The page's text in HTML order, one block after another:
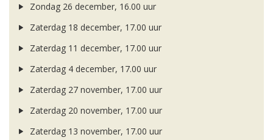
Zondag 26 december, 16.00 uur
Zaterdag 18 december, 17.00 uur
Zaterdag 11 december, 17.00 uur
Zaterdag 4 december, 17.00 uur
Zaterdag 27 november, 17.00 uur
Zaterdag 20 november, 17.00 uur
Zaterdag 13 november, 17.00 uur